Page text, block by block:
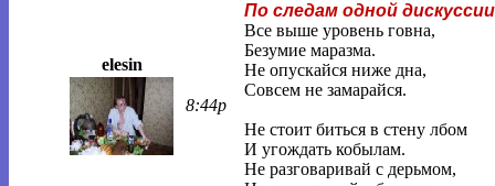
elesin
8:44p
По следам одной дискуссии
Все выше уровень говна,
Безумие маразма.
Не опускайся ниже дна,
Совсем не замарайся.
Не стоит биться в стену лбом
И угождать кобылам.
Не разговаривай с дерьмом,